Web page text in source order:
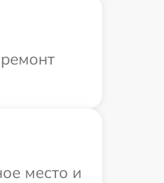
место и